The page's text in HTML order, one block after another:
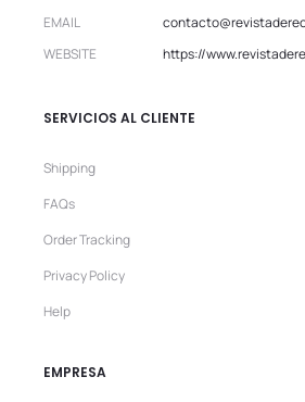
EMAIL
WEBSITE
https://
SERVICIOS AL CLIENTE
Shipping
FAQs
Order Tracking
Privacy Policy
Help
EMPRESA